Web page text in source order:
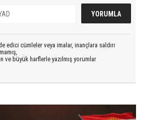
edici cümleler veya imalar, inançlara saldırı
ve büyük harflerle yazılmış yorumlar